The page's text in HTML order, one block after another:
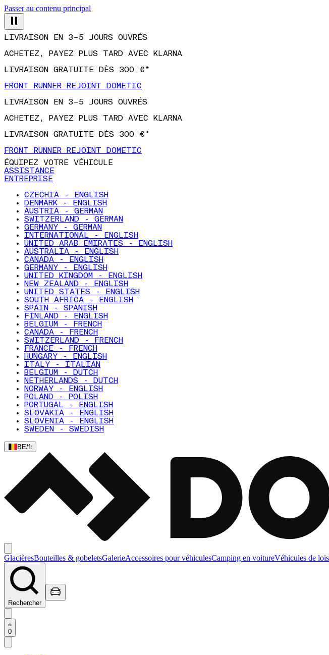
Passer au contenu principal
LIVRAISON EN 3–5 JOURS OUVRÉS
ACHETEZ, PAYEZ PLUS TARD AVEC KLARNA
LIVRAISON GRATUITE DÈS 300 €*
FRONT RUNNER REJOINT DOMETIC
LIVRAISON EN 3–5 JOURS OUVRÉS
ACHETEZ, PAYEZ PLUS TARD AVEC KLARNA
LIVRAISON GRATUITE DÈS 300 €*
FRONT RUNNER REJOINT DOMETIC
ÉQUIPEZ VOTRE VÉHICULE
ASSISTANCE
ENTREPRISE
CZECHIA - ENGLISH
DENMARK - ENGLISH
AUSTRIA - GERMAN
SWITZERLAND - GERMAN
GERMANY - GERMAN
INTERNATIONAL - ENGLISH
UNITED ARAB EMIRATES - ENGLISH
AUSTRALIA - ENGLISH
CANADA - ENGLISH
GERMANY - ENGLISH
UNITED KINGDOM - ENGLISH
NEW ZEALAND - ENGLISH
UNITED STATES - ENGLISH
SOUTH AFRICA - ENGLISH
SPAIN - SPANISH
FINLAND - ENGLISH
BELGIUM - FRENCH
CANADA - FRENCH
SWITZERLAND - FRENCH
FRANCE - FRENCH
HUNGARY - ENGLISH
ITALY - ITALIAN
BELGIUM - DUTCH
NETHERLANDS - DUTCH
NORWAY - ENGLISH
POLAND - POLISH
PORTUGAL - ENGLISH
SLOVAKIA - ENGLISH
SLOVENIA - ENGLISH
SWEDEN - SWEDISH
BE/fr
GlacièresBouteilles & gobeletsGalerieAccessoires pour véhiculesCamping en voitureVéhicules de
Rechercher
0